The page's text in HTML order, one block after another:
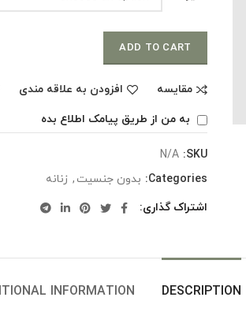
ADD TO CART
مقایسه افزودن به علاقه مندی
به من از طریق پیامک اطلاع بده
SKU:
N/A
Categories: بدون جنسیت , زنانه
اشتراک گذاری
DESCRIPTION
INFORMATION